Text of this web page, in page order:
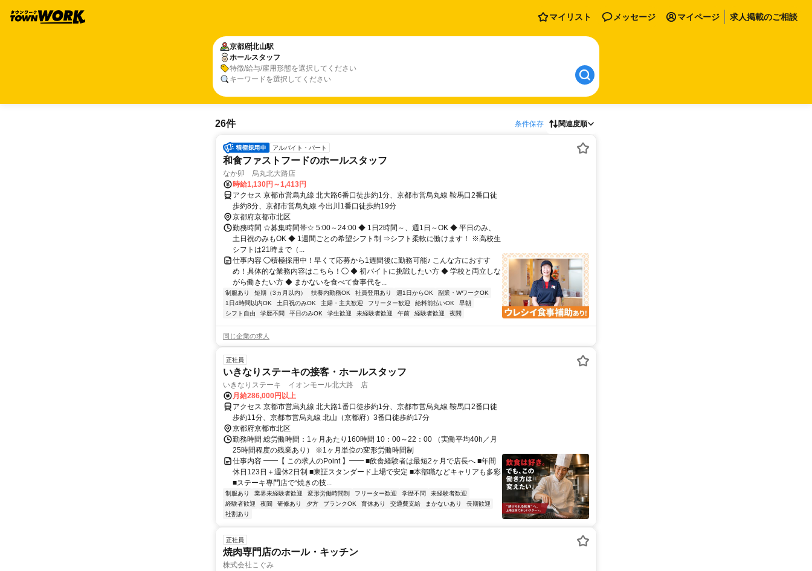
マイリスト メッセージ マイページ 求人掲載のご相談
京都府北山駅
ホールスタッフ
特徴/給与/雇用形態を選択してください
キーワードを選択してください
26件 条件保存 関連度順
アルバイト・パート
和食ファストフードのホールスタッフ
なか卯 烏丸北大路店
時給1,130円～1,413円
アクセス 京都市営烏丸線 北大路6番口徒歩約1分、京都市営烏丸線 鞍馬口2番口徒
歩約8分、京都市営烏丸線 今出川1番口徒歩約19分
京都府京都市北区
勤務時間 ☆募集時間帯☆ 5:00～24:00 ◆ 1日2時間～、週1日～OK ◆ 平日のみ、
土日祝のみもOK ◆ 1週間ごとの希望シフト制 ⇒シフト柔軟に働けます！ ※高校生
シフトは21時まで（...
仕事内容 ◯積極採用中！早くて応募から1週間後に勤務可能♪ こんな方におすす
め！具体的な業務内容はこちら！◯ ◆ 初バイトに挑戦したい方 ◆ 学校と両立しな
がら働きたい方 ◆ まかないを食べて食事代を...
制服あり 短期（3ヵ月以内） 扶養内勤務OK 社員登用あり 週1日からOK
副業・WワークOK
1日4時間以内OK
土日祝のみOK 主婦・主夫歓迎 フリーター歓迎 給料前払いOK
早朝
シフト自由
学歴不問 平日のみOK 学生歓迎 未経験者歓迎 午前 経験者歓迎 夜間
同じ企業の求人
正社員
いきなりステーキの接客・ホールスタッフ
いきなりステーキ イオンモール北大路 店
月給286,000円以上
アクセス 京都市営烏丸線 北大路1番口徒歩約1分、京都市営烏丸線 鞍馬口2番口徒
歩約11分、京都市営烏丸線 北山（京都府）3番口徒歩約17分
京都府京都市北区
勤務時間 総労働時間：1ヶ月あたり160時間 10：00～22：00 （実働平均40h／月
25時間程度の残業あり） ※1ヶ月単位の変形労働時間制
仕事内容 ━━【 この求人のPoint 】━━ ■飲食経験者は最短2ヶ月で店長へ ■年間
休日123日＋週休2日制 ■東証スタンダード上場で安定 ■本部職などキャリアも多彩
■ステーキ専門店で“焼きの技...
制服あり 業界未経験者歓迎 変形労働時間制 フリーター歓迎 学歴不問
未経験者歓迎
経験者歓迎
夜間 研修あり 夕方 ブランクOK 育休あり 交通費支給 まかないあり
長期歓迎
社割あり
正社員
焼肉専門店のホール・キッチン
株式会社こぐみ